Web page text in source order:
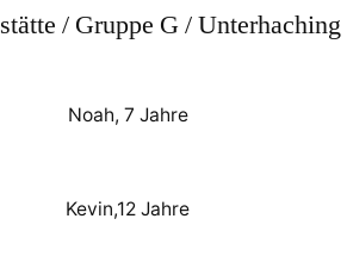
/ Gruppe G / Unterhaching
Noah, 7 Jahre
Kevin,12 Jahre